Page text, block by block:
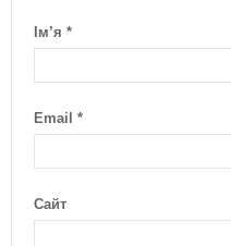
Ім’я *
Email *
Сайт